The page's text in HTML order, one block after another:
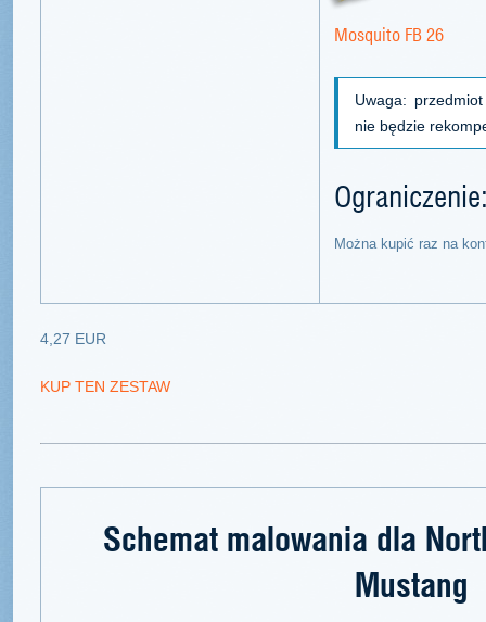
Mosquito FB 26
Uwaga:
nie będzie
Można kupić raz na
4,27 EUR
KUP TEN ZESTAW
Schemat malowania dla
Mustang